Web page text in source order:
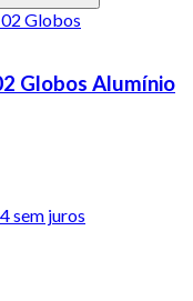
Globos Alumínio
sem juros